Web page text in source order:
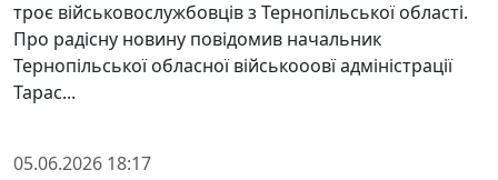
троє військовослужбовців з Тернопільської області.
Про радісну новину повідомив начальник
Тернопільської обласної військооовї адміністрації
Тарас...
05.06.2026 18:17